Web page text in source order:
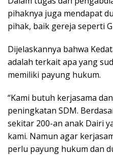
pihaknya juga mendapat
pihak, baik gereja seperti
Dijelaskannya bahwa
adalah terkait apa yang
memiliki payung hukum.
“Kami butuh kerjasama
peningkatan SDM.
sekitar 200-an anak Dairi
kami. Namun agar
perlu payung hukum dan